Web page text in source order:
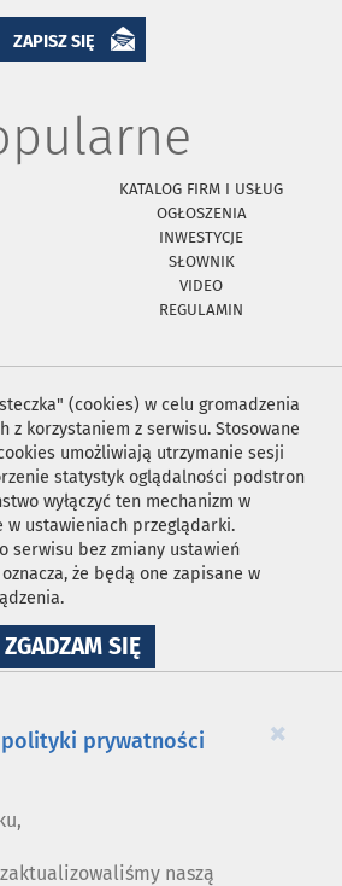
ZAPISZ SIĘ
KATALOG FIRM I USŁUG
OGŁOSZENIA
INWESTYCJE
SŁOWNIK
VIDEO
REGULAMIN
(cookies) w celu gromadzenia
z korzystaniem z serwisu. Stosowane
umożliwiają utrzymanie sesji
statystyk oglądalności podstron
wyłączyć ten mechanizm w
w ustawieniach przeglądarki.
serwisu bez zmiany ustawień
że będą one zapisane w
ZGADZAM SIĘNA
WYKORZYSTANIE
×
prywatności
naszą